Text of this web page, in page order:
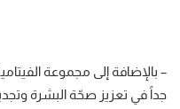
– بالإضافة إلى مجموعة
جداً في تعزيز صحّة البشرة